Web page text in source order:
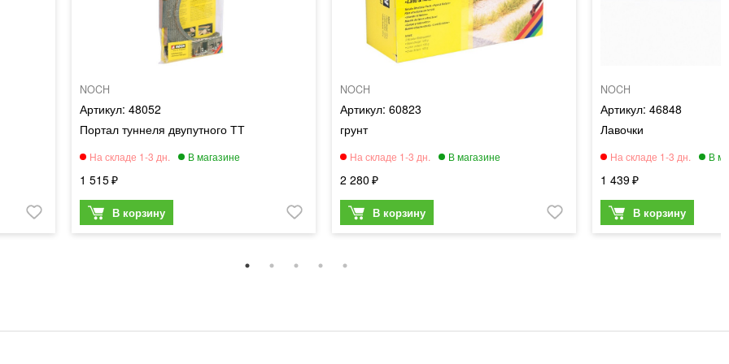
NOCH
48052
Портал туннеля двупутного ТТ
1 515
NOCH
60823
грунт
2 280
NOCH
46848
Лавочки
1 439